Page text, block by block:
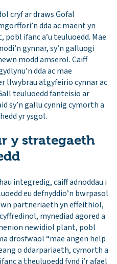
cryf ar draws Gofal
dda ac maent yn
ifanc a’u teuluoedd. Mae
gynnar, sy’n galluogi
modd amserol. Caiff
dda ac mae
llwybrau atgyfeirio cynnar ac
teuluoedd fanteisio ar
sy’n gallu cynnig cymorth a
yr ysgol.
y strategaeth
integredig, caiff adnoddau i
eu defnyddio’n bwrpasol
partneriaeth yn effeithiol,
mynediad agored a
newidiol plant, pobl
drosfwaol “mae angen help
o ddarpariaeth, cymorth a
a theuluoedd fynd i’r afael